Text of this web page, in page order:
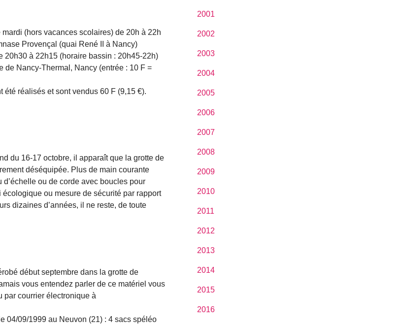
(hors vacances scolaires) de 20h à 22h
Provençal (quai René II à Nancy)
à 22h15 (horaire bassin : 20h45-22h)
Nancy-Thermal, Nancy (entrée : 10 F =
réalisés et sont vendus 60 F (9,15 €).
du 16-17 octobre, il apparaît que la grotte de
déséquipée. Plus de main courante
ou de corde avec boucles pour
ou mesure de sécurité par rapport
dizaines d’années, il ne reste, de toute
début septembre dans la grotte de
vous entendez parler de ce matériel vous
par courrier électronique à
04/09/1999 au Neuvon (21) : 4 sacs spéléo
2001
2002
2003
2004
2005
2006
2007
2008
2009
2010
2011
2012
2013
2014
2015
2016